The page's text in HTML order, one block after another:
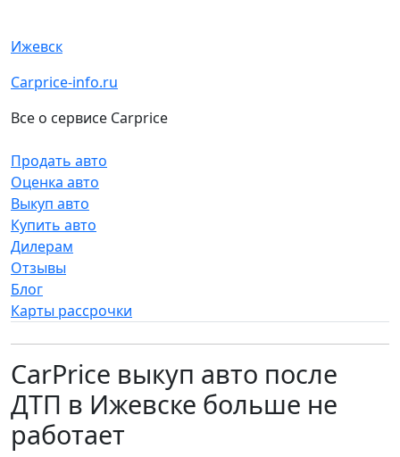
Ижевск
Carprice-info.ru
Все о сервисе Carprice
Продать авто
Оценка авто
Выкуп авто
Купить авто
Дилерам
Отзывы
Блог
Карты рассрочки
CarPrice выкуп авто после
ДТП в Ижевске больше не
работает